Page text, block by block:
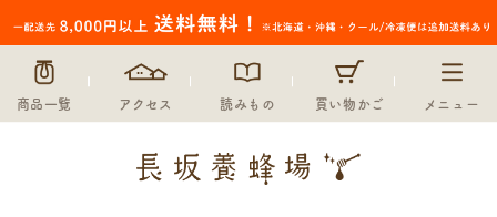
商品一覧 アクセス 読みもの 買い物かご メニュー